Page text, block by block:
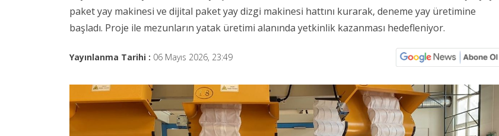
paket yay makinesi ve dijital paket yay dizgi makinesi hattını kurarak, deneme yay üretimine
başladı. Proje ile mezunların yatak üretimi alanında yetkinlik kazanması hedefleniyor.
Yayınlanma Tarihi : 06 Mayıs 2026, 23:49